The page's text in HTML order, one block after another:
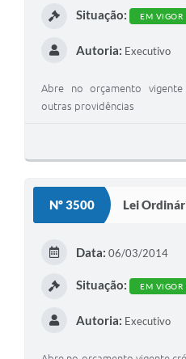
Situação: EM VIGOR
Autoria: Executivo
Abre no orçamento
outras providências
Nº 3500 Lei
Data: 06/03/2014
Situação: EM VIGOR
Autoria: Executivo